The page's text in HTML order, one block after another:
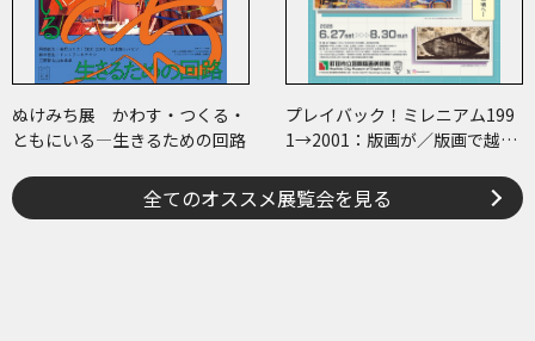
ぬけみち展 かわす・つくる・
ともにいる―生きるための回路
プレイバック！ミレニアム199
1→2001：版画が／版画で越え
全てのオススメ展覧会を見る